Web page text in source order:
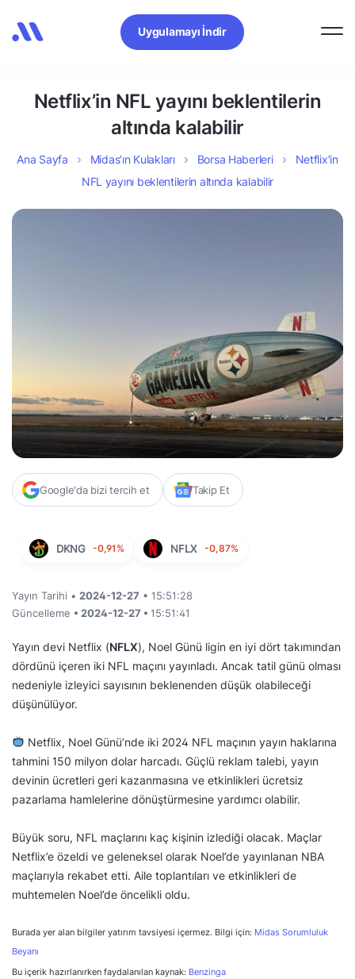
Uygulamayı İndir
Netflix’in NFL yayını beklentilerin
altında kalabilir
Ana Sayfa Midas’ın Kulakları Borsa Haberleri
Netflix’in
NFL yayını beklentilerin altında kalabilir
Google'da bizi tercih et Takip Et
DKNG -0,91% NFLX -0,87%
Yayın Tarihi • 2024-12-27 • 15:51:28
Güncelleme • 2024-12-27 • 15:51:41
Yayın devi Netflix (NFLX), Noel Günü ligin en iyi dört takımından
dördünü içeren iki NFL maçını yayınladı. Ancak tatil günü olması
nedeniyle izleyici sayısının beklenenden düşük olabileceği
düşünülüyor.
Netflix, Noel Günü’nde iki 2024 NFL maçının yayın haklarına
tahmini 150 milyon dolar harcadı. Güçlü reklam talebi, yayın
devinin ücretleri geri kazanmasına ve etkinlikleri ücretsiz
pazarlama hamlelerine dönüştürmesine yardımcı olabilir.
Büyük soru, NFL maçlarını kaç kişinin izlediği olacak. Maçlar
Netflix’e özeldi ve geleneksel olarak Noel’de yayınlanan NBA
maçlarıyla rekabet etti. Aile toplantıları ve etkinlikleri de
muhtemelen Noel’de öncelikli oldu.
Burada yer alan bilgiler yatırım tavsiyesi içermez. Bilgi için: Midas Sorumluluk
Beyanı
Bu içerik hazırlanırken faydalanılan kaynak: Benzinga